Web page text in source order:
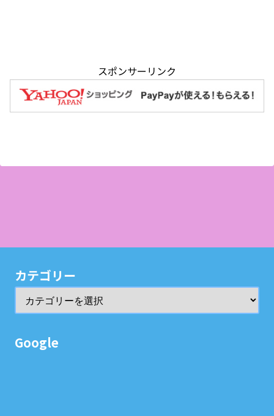
スポンサーリンク
カテゴリー
Google